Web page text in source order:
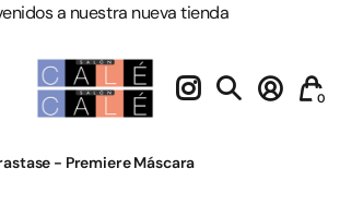
a nuestra nueva tienda
0
- Premiere Máscara